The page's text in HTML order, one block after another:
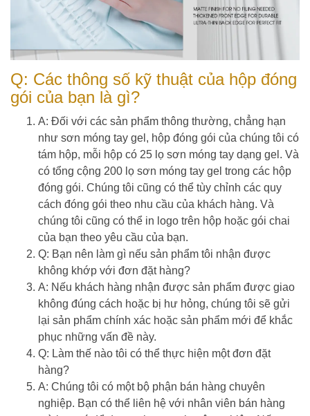
Q: Các thông số kỹ thuật của hộp đóng
gói của bạn là gì?
A: Đối với các sản phẩm thông thường, chẳng hạn
như sơn móng tay gel, hộp đóng gói của chúng tôi có
tám hộp, mỗi hộp có 25 lọ sơn móng tay dạng gel. Và
có tổng cộng 200 lọ sơn móng tay gel trong các hộp
đóng gói. Chúng tôi cũng có thể tùy chỉnh các quy
cách đóng gói theo nhu cầu của khách hàng. Và
chúng tôi cũng có thể in logo trên hộp hoặc gói chai
của bạn theo yêu cầu của bạn.
Q: Bạn nên làm gì nếu sản phẩm tôi nhận được
không khớp với đơn đặt hàng?
A: Nếu khách hàng nhận được sản phẩm được giao
không đúng cách hoặc bị hư hỏng, chúng tôi sẽ gửi
lại sản phẩm chính xác hoặc sản phẩm mới để khắc
phục những vấn đề này.
Q: Làm thế nào tôi có thể thực hiện một đơn đặt
hàng?
A: Chúng tôi có một bộ phận bán hàng chuyên
nghiệp. Bạn có thể liên hệ với nhân viên bán hàng